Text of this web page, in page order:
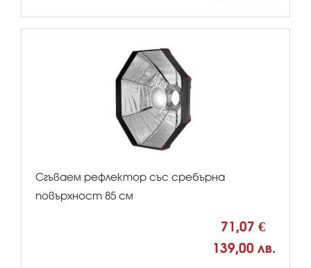
Сгъваем рефлектор със сребърна
повърхност 85 см
71,07 €
139,00 лв.